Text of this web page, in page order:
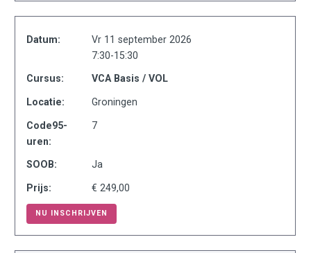
Datum:
Vr 11 september 2026
7:30-15:30
Cursus: VCA Basis / VOL
Locatie: Groningen
Code95-
uren:
7
SOOB: Ja
Prijs: € 249,00
NU INSCHRIJVEN